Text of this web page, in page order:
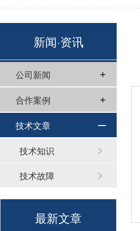
新闻·资讯
公司新闻
合作案例
技术文章
技术知识
技术故障
最新文章